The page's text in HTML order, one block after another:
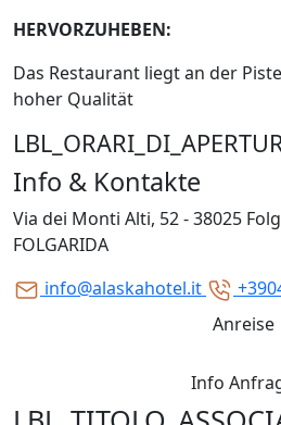
Info & Kontakte
Via dei Monti Alti, 52 - 38025
FOLGARIDA
info@alaskahotel.it
Anreise
Info
HERVORZUHEBEN:
Das Restaurant liegt an der
hoher Qualität